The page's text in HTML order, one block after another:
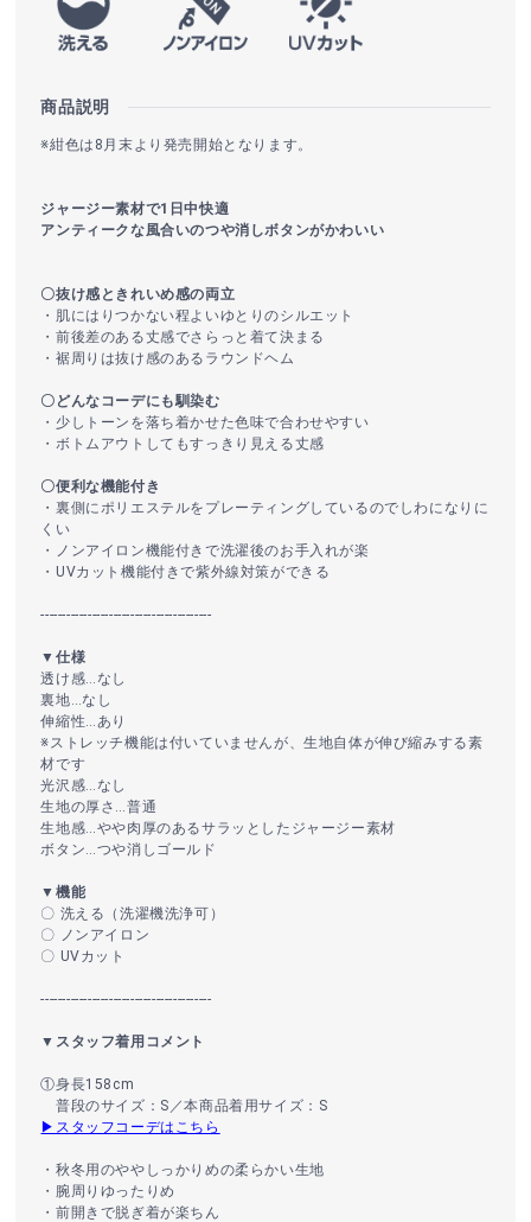
商品説明
※紺色は8月末より発売開始となります。
ジャージー素材で1日中快適
アンティークな風合いのつや消しボタンがかわいい
〇抜け感ときれいめ感の両立
・肌にはりつかない程よいゆとりのシルエット
・前後差のある丈感でさらっと着て決まる
・裾周りは抜け感のあるラウンドヘム
〇どんなコーデにも馴染む
・少しトーンを落ち着かせた色味で合わせやすい
・ボトムアウトしてもすっきり見える丈感
〇便利な機能付き
・裏側にポリエステルをプレーティングしているのでしわになりに
くい
・ノンアイロン機能付きで洗濯後のお手入れが楽
・UVカット機能付きで紫外線対策ができる
----------------------------------------
▼仕様
透け感…なし
裏地…なし
伸縮性…あり
※ストレッチ機能は付いていませんが、生地自体が伸び縮みする素
材です
光沢感…なし
生地の厚さ…普通
生地感…やや肉厚のあるサラッとしたジャージー素材
ボタン…つや消しゴールド
▼機能
〇 洗える（洗濯機洗浄可）
〇 ノンアイロン
〇 UVカット
----------------------------------------
▼スタッフ着用コメント
①身長158cm
普段のサイズ：S／本商品着用サイズ：S
▶スタッフコーデはこちら
・秋冬用のややしっかりめの柔らかい生地
・腕周りゆったりめ
・前開きで脱ぎ着が楽ちん